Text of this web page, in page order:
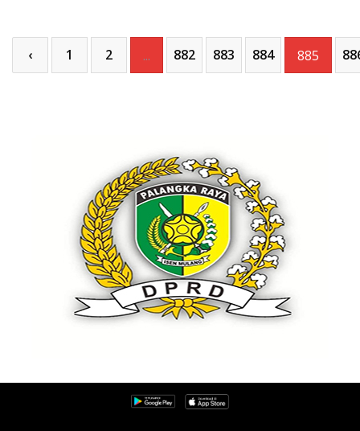
‹ 1 2 ... 882 883 884 885